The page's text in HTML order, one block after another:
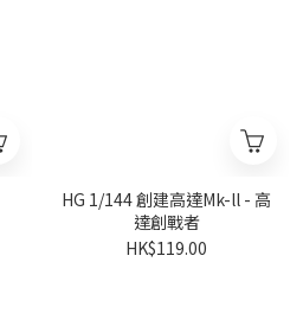
HG 1/144 創建高達Mk-ll - 高
達創戰者
HK$119.00